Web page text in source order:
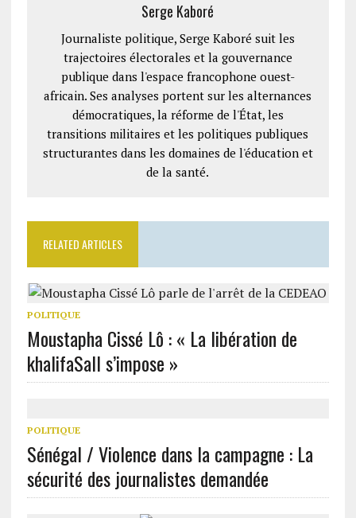
Serge Kaboré
Journaliste politique, Serge Kaboré suit les
trajectoires électorales et la gouvernance
publique dans l'espace francophone ouest-
africain. Ses analyses portent sur les alternances
démocratiques, la réforme de l'État, les
transitions militaires et les politiques publiques
structurantes dans les domaines de l'éducation et
de la santé.
RELATED ARTICLES
POLITIQUE
Moustapha Cissé Lô : « La libération de
khalifaSall s’impose »
POLITIQUE
Sénégal / Violence dans la campagne : La
sécurité des journalistes demandée